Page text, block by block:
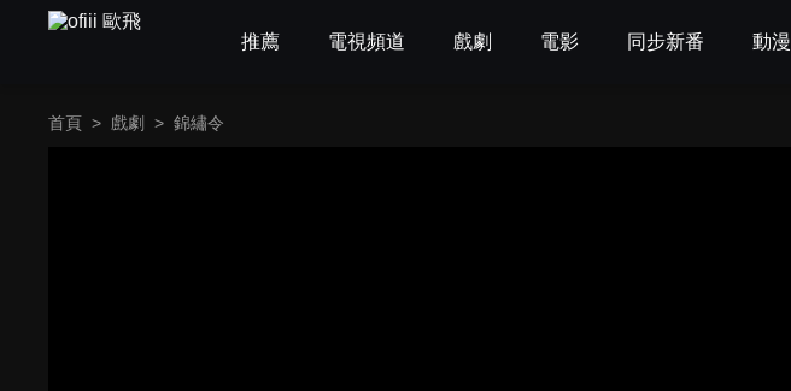
推薦 電視頻道 戲劇 電影 同步新番 動漫
首頁 > 戲劇 > 錦繡令